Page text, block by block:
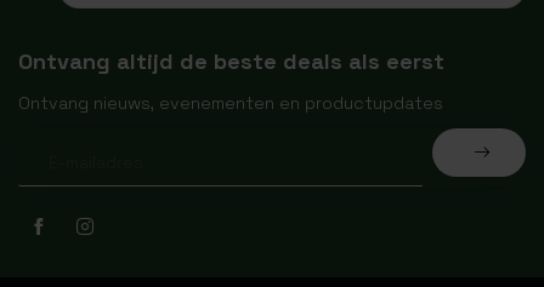
Ontvang altijd de beste deals als eerst
Ontvang nieuws, evenementen en productupdates